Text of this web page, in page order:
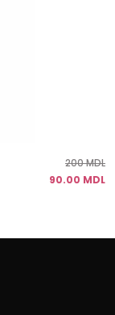
200 MDL
90.00 MDL